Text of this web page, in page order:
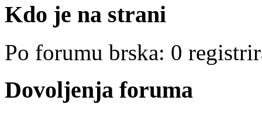
Kdo je na strani
Po forumu brska: 0
Dovoljenja foruma